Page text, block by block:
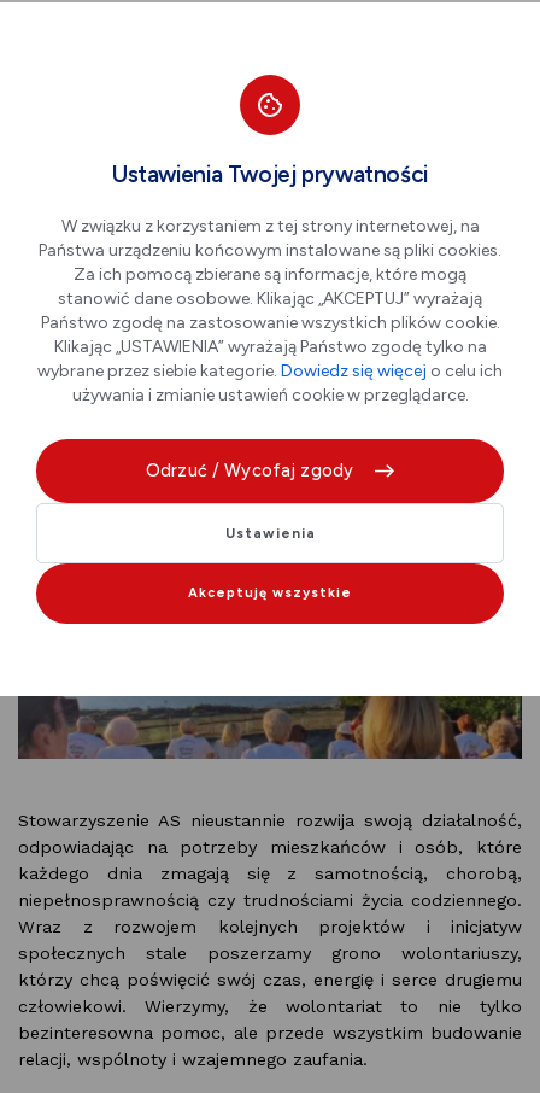
Trwa nabór uczestników na
wolontariat w stowarzyszeniu
AS
Stowarzyszenie AS nieustannie rozwija swoją działalność,
odpowiadając na potrzeby mieszkańców i osób, które
każdego dnia zmagają się z samotnością, chorobą,
niepełnosprawnością czy trudnościami życia codziennego.
Wraz z rozwojem kolejnych projektów i inicjatyw
społecznych stale poszerzamy grono wolontariuszy,
którzy chcą poświęcić swój czas, energię i serce drugiemu
człowiekowi. Wierzymy, że wolontariat to nie tylko
bezinteresowna pomoc, ale przede wszystkim budowanie
relacji, wspólnoty i wzajemnego zaufania.
Ustawienia Twojej prywatności
W związku z korzystaniem z tej strony internetowej, na
Państwa urządzeniu końcowym instalowane są pliki cookies.
Za ich pomocą zbierane są informacje, które mogą
stanowić dane osobowe. Klikając „AKCEPTUJ” wyrażają
Państwo zgodę na zastosowanie wszystkich plików cookie.
Klikając „USTAWIENIA” wyrażają Państwo zgodę tylko na
wybrane przez siebie kategorie. Dowiedz się więcej o celu ich
używania i zmianie ustawień cookie w przeglądarce.
Odrzuć / Wycofaj zgody
Ustawienia
Akceptuję wszystkie